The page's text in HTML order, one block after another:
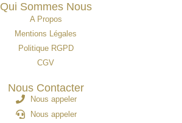
Qui Sommes Nous
A Propos
Mentions Légales
Politique RGPD
CGV
Nous Contacter
Nous appeler
Nous appeler